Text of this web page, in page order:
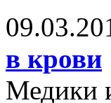
в крови
Медики